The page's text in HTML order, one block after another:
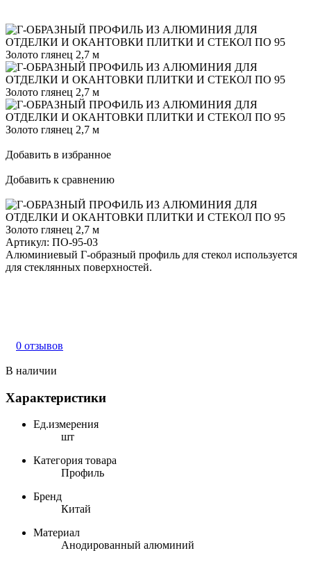
Добавить в избранное
Добавить к сравнению
Артикул: ПО-95-03
Алюминиевый Г-образный профиль для стекол используется
для стеклянных поверхностей.
0 отзывов
В наличии
Характеристики
Ед.измерения
шт
Категория товара
Профиль
Бренд
Китай
Материал
Анодированный алюминий